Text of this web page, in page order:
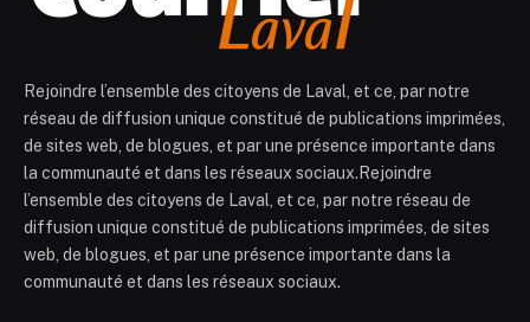
Rejoindre l’ensemble des citoyens de Laval, et ce, par notre
réseau de diffusion unique constitué de publications imprimées,
de sites web, de blogues, et par une présence importante dans
la communauté et dans les réseaux sociaux.Rejoindre
l’ensemble des citoyens de Laval, et ce, par notre réseau de
diffusion unique constitué de publications imprimées, de sites
web, de blogues, et par une présence importante dans la
communauté et dans les réseaux sociaux.